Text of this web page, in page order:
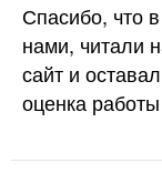
Спасибо, что
нами, читали
сайт и
оценка